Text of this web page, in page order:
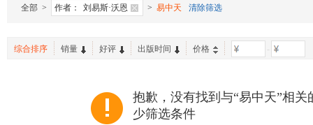
全部 > 作者： 刘易斯·沃恩 > 易中天 清除筛选
综合排序 销量 好评 出版时间 价格 -
抱歉，没有找到与“易中天”相
少筛选条件